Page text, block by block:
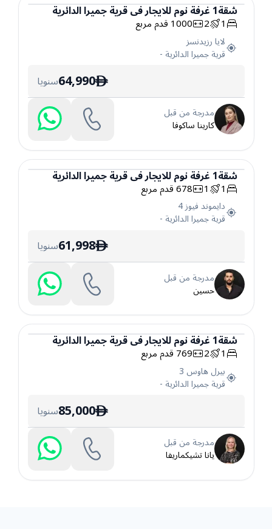
شقة
شقة1غرفة نومللايجارفيقرية جميرا الدائرية
1
2
1000قدم مربع
لايا رزيدنسز
قرية جميرا الدائرية -
ê
64,990سنويا
مدرجة من قبل
كارينا ساكوفا
شقة
شقة1غرفة نومللايجارفيقرية جميرا الدائرية
1
1
678قدم مربع
دايموند فيوز 4
قرية جميرا الدائرية -
ê
61,998سنويا
مدرجة من قبل
حسين
شقة
شقة1غرفة نومللايجارفيقرية جميرا الدائرية
1
2
769قدم مربع
بيرل هاوس 3
قرية جميرا الدائرية -
ê
85,000سنويا
مدرجة من قبل
يانا تشيكماريفا